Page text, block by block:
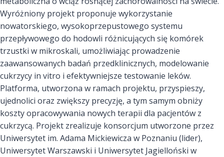
Wyróżniony projekt proponuje wykorzystanie
nowatorskiego, wysokoprzepustowego systemu
przepływowego do hodowli różnicujących się komórek
trzustki w mikroskali, umożliwiając prowadzenie
zaawansowanych badań przedklinicznych, modelowanie
cukrzycy in vitro i efektywniejsze testowanie leków.
Platforma, utworzona w ramach projektu, przyspieszy,
ujednolici oraz zwiększy precyzję, a tym samym obniży
koszty opracowywania nowych terapii dla pacjentów z
cukrzycą. Projekt zrealizuje konsorcjum utworzone przez
Uniwersytet im. Adama Mickiewicza w Poznaniu (lider),
Uniwersytet Warszawski i Uniwersytet Jagielloński w